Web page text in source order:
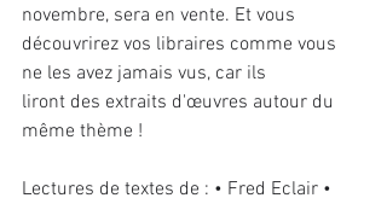
novembre, sera en vente. Et vous
découvrirez vos libraires comme vous
ne les avez jamais vus, car ils
liront des extraits d'œuvres autour du
même thème !
Lectures de textes de : • Fred Eclair •